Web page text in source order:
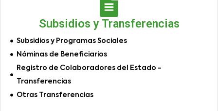
Subsidios y Transferencias
Subsidios y Programas Sociales
Nóminas de Beneficiarios
Registro de Colaboradores del Estado -
Transferencias
Otras Transferencias